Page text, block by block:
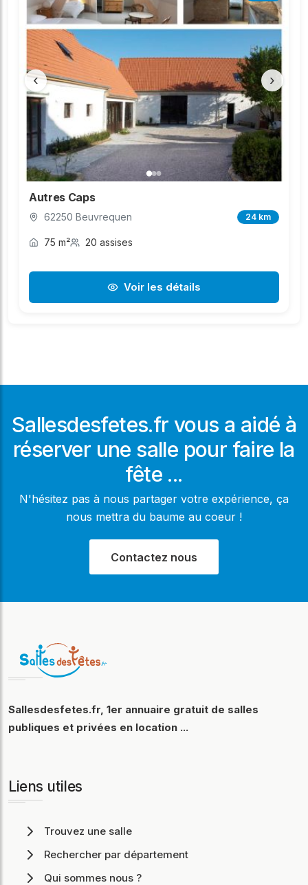
‹ ›
Autres Caps
62250 Beuvrequen 24 km
75 m² 20 assises
Voir les détails
Sallesdesfetes.fr vous a aidé à
réserver une salle pour faire la
fête ...
N'hésitez pas à nous partager votre expérience, ça
nous mettra du baume au coeur !
Contactez nous
Sallesdesfetes.fr, 1er annuaire gratuit de salles
publiques et privées en location ...
Liens utiles
Trouvez une salle
Rechercher par département
Qui sommes nous ?